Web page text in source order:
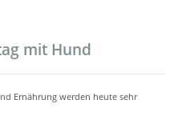
mit Hund
Ernährung werden heute sehr